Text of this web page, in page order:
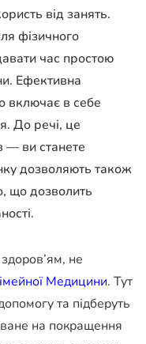
від занять.
фізичного
час простою
Ефективна
включає в себе
До речі, це
— ви станете
дозволяють також
що дозволить
не
Медицини. Тут
та підберуть
на покращення